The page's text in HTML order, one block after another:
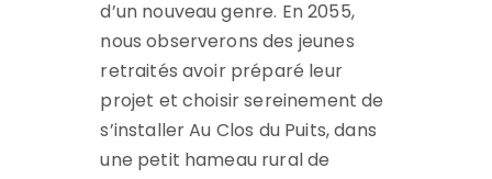
d’un nouveau genre. En 2055,
nous observerons des jeunes
retraités avoir préparé leur
projet et choisir sereinement de
s’installer Au Clos du Puits, dans
une petit hameau rural de